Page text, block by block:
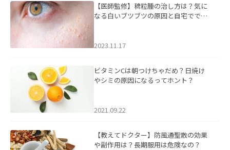
【医師監修】稗粒腫の治し方は？気に
なる白いブツブツの原因と自宅ででき
2023.11.17
ビタミンCは朝つけちゃだめ？日焼け
やシミの原因になるってホント？
2021.09.22
【教えてドクター】防風通聖散の効果
や副作用は？長期服用は危険なの？